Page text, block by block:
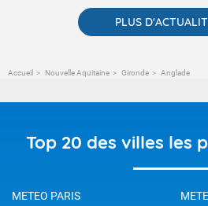
PLUS
Accueil Nouvelle Aquitaine Gironde Anglade
Top 20 des villes les
METEO PARIS